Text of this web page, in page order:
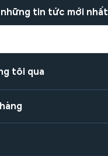
tin tức mới
tôi qua